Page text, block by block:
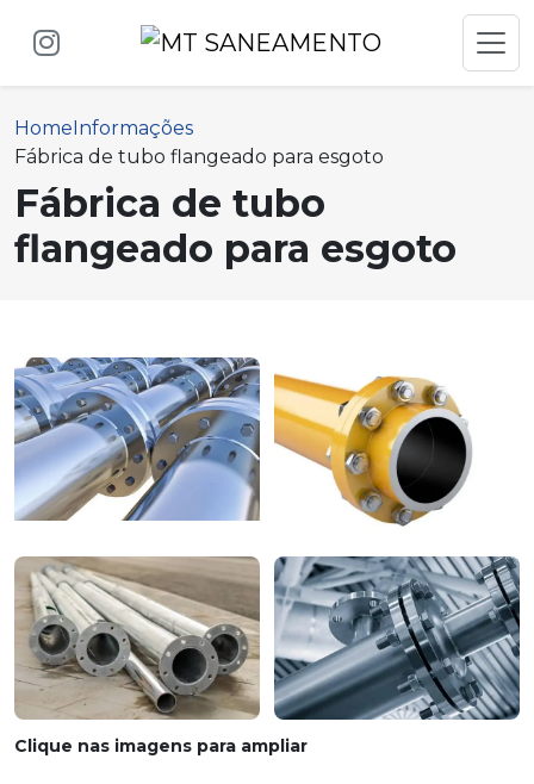
HomeInformações
Fábrica de tubo flangeado para esgoto
Fábrica de tubo
flangeado para esgoto
Clique nas imagens para ampliar